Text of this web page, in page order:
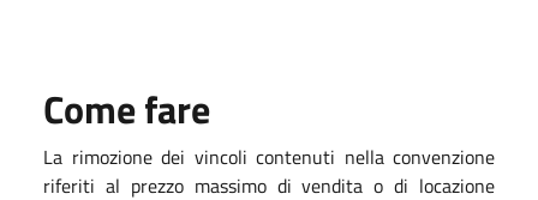
Come fare
La rimozione dei vincoli contenuti nella convenzione
riferiti al prezzo massimo di vendita o di locazione